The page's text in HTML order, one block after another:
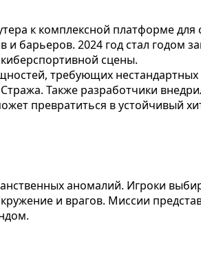
к комплексной платформе для
и барьеров. 2024 год стал годом
сцены.
требующих
Также разработчики
превратиться в устойчивый
аномалий. Игроки
и врагов. Миссии